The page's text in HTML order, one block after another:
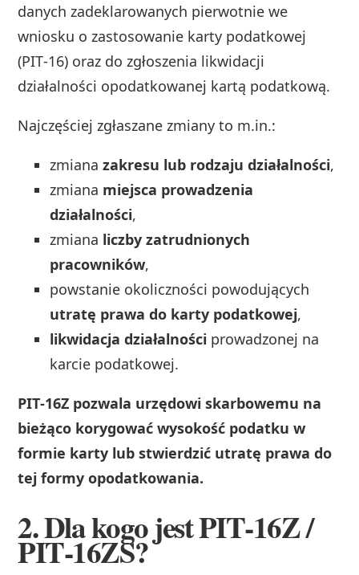
danych zadeklarowanych pierwotnie we
wniosku o zastosowanie karty podatkowej
(PIT‑16) oraz do zgłoszenia likwidacji
działalności opodatkowanej kartą podatkową.
Najczęściej zgłaszane zmiany to m.in.:
zmianazakresu lub rodzaju działalności,
zmiana miejsca prowadzenia
działalności,
zmiana liczby zatrudnionych
pracowników,
powstanie okoliczności powodujących
utratę prawa do karty podatkowej,
likwidacja działalności prowadzonej na
karcie podatkowej.
PIT‑16Z pozwala urzędowi skarbowemu na
bieżąco korygować wysokość podatku w
formie karty lub stwierdzić utratę prawa do
tej formy opodatkowania.
2. Dla kogo jest PIT‑16Z /
PIT‑16ZS?